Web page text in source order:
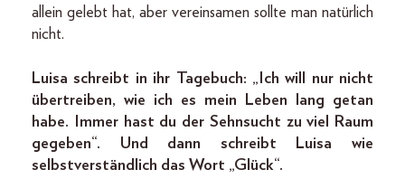
allein gelebt hat, aber vereinsamen sollte man natürlich
nicht.
Luisa schreibt in ihr Tagebuch: „Ich will nur nicht
übertreiben, wie ich es mein Leben lang getan
habe. Immer hast du der Sehnsucht zu viel Raum
gegeben“. Und dann schreibt Luisa wie
selbstverständlich das Wort „Glück“.